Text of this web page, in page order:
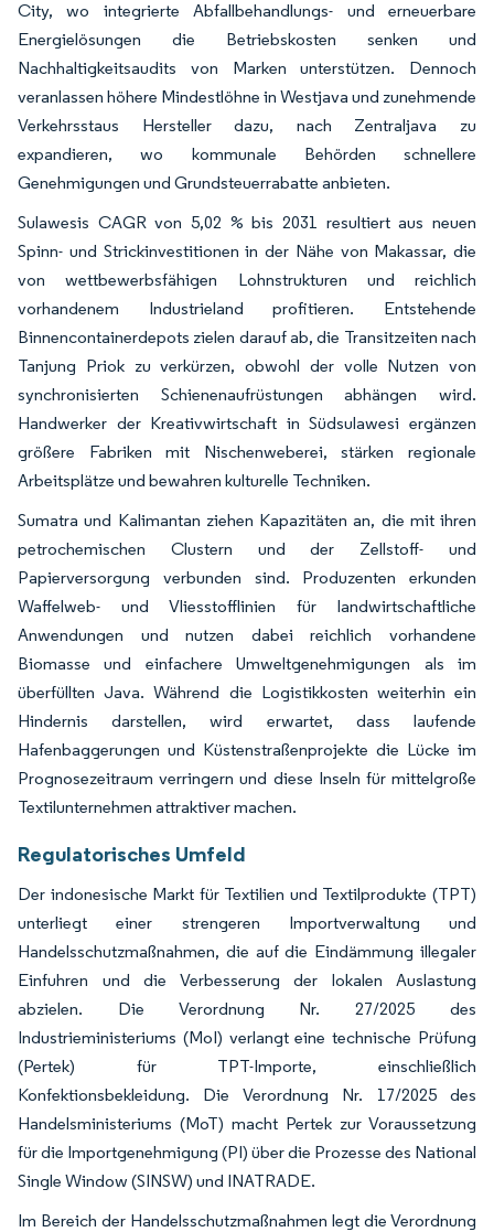
City, wo integrierte Abfallbehandlungs- und erneuerbare
Energielösungen die Betriebskosten senken und
Nachhaltigkeitsaudits von Marken unterstützen. Dennoch
veranlassen höhere Mindestlöhne in Westjava und zunehmende
Verkehrsstaus Hersteller dazu, nach Zentraljava zu
expandieren, wo kommunale Behörden schnellere
Genehmigungen und Grundsteuerrabatte anbieten.
Sulawesis CAGR von 5,02 % bis 2031 resultiert aus neuen
Spinn- und Strickinvestitionen in der Nähe von Makassar, die
von wettbewerbsfähigen Lohnstrukturen und reichlich
vorhandenem Industrieland profitieren. Entstehende
Binnencontainerdepots zielen darauf ab, die Transitzeiten nach
Tanjung Priok zu verkürzen, obwohl der volle Nutzen von
synchronisierten Schienenaufrüstungen abhängen wird.
Handwerker der Kreativwirtschaft in Südsulawesi ergänzen
größere Fabriken mit Nischenweberei, stärken regionale
Arbeitsplätze und bewahren kulturelle Techniken.
Sumatra und Kalimantan ziehen Kapazitäten an, die mit ihren
petrochemischen Clustern und der Zellstoff- und
Papierversorgung verbunden sind. Produzenten erkunden
Waffelweb- und Vliesstofflinien für landwirtschaftliche
Anwendungen und nutzen dabei reichlich vorhandene
Biomasse und einfachere Umweltgenehmigungen als im
überfüllten Java. Während die Logistikkosten weiterhin ein
Hindernis darstellen, wird erwartet, dass laufende
Hafenbaggerungen und Küstenstraßenprojekte die Lücke im
Prognosezeitraum verringern und diese Inseln für mittelgroße
Textilunternehmen attraktiver machen.
Regulatorisches Umfeld
Der indonesische Markt für Textilien und Textilprodukte (TPT)
unterliegt einer strengeren Importverwaltung und
Handelsschutzmaßnahmen, die auf die Eindämmung illegaler
Einfuhren und die Verbesserung der lokalen Auslastung
abzielen. Die Verordnung Nr. 27/2025 des
Industrieministeriums (MoI) verlangt eine technische Prüfung
(Pertek) für TPT-Importe, einschließlich
Konfektionsbekleidung. Die Verordnung Nr. 17/2025 des
Handelsministeriums (MoT) macht Pertek zur Voraussetzung
für die Importgenehmigung (PI) über die Prozesse des National
Single Window (SINSW) und INATRADE.
Im Bereich der Handelsschutzmaßnahmen legt die Verordnung